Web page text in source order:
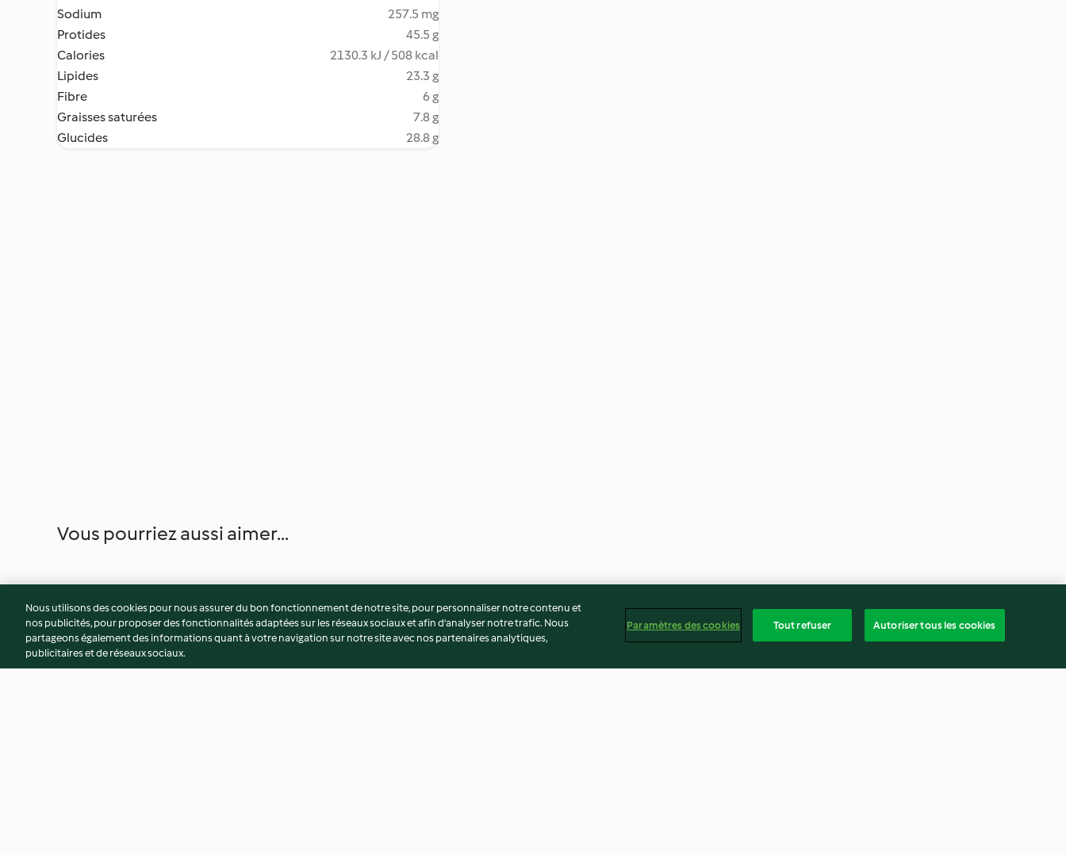
Sodium
257.5 mg
Protides
45.5 g
Calories
2130.3 kJ / 508 kcal
Lipides
23.3 g
Fibre
6 g
Graisses saturées
7.8 g
Glucides
28.8 g
Vous pourriez aussi aimer...
Nous utilisons des cookies pour nous assurer du bon fonctionnement de notre site, pour personnaliser notre contenu et
nos publicités, pour proposer des fonctionnalités adaptées sur les réseaux sociaux et afin d’analyser notre trafic. Nous
partageons également des informations quant à votre navigation sur notre site avec nos partenaires analytiques,
publicitaires et de réseaux sociaux.
Paramètres des cookies Tout refuser Autoriser tous les cookies